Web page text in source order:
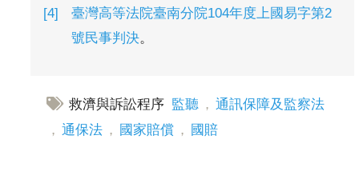
臺灣高等法院臺南分院104年度上國易字第2
號民事判決。
救濟與訴訟程序 監聽 ， 通訊保障及監察法
， 通保法 ， 國家賠償 ， 國賠